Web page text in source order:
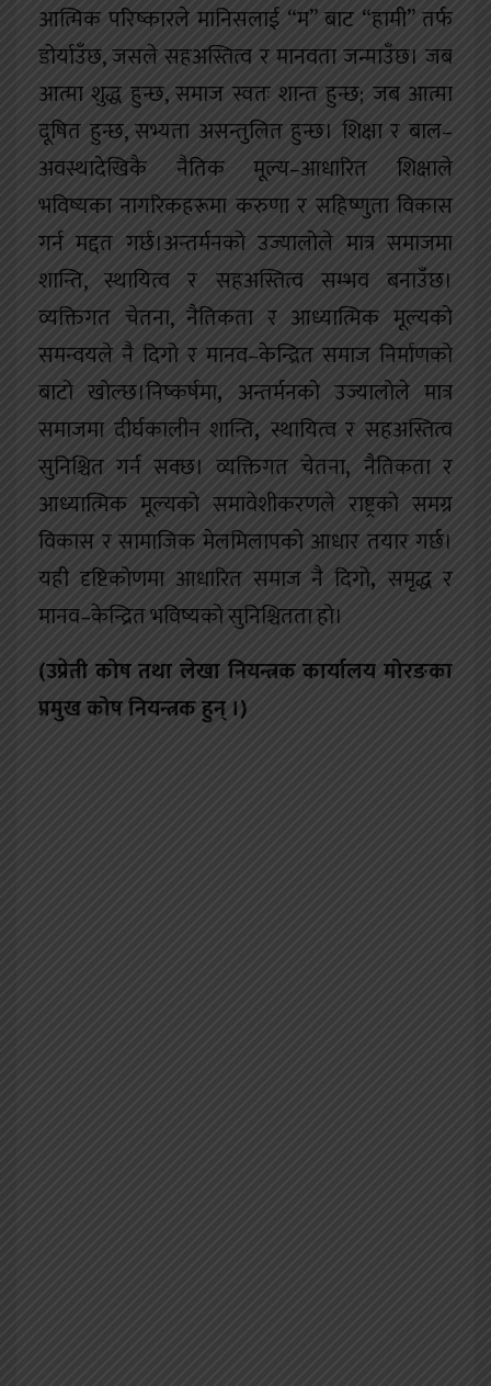
आत्मिक परिष्कारले मानिसलाई “म” बाट “हामी” तर्फ
डोर्याउँछ, जसले सहअस्तित्व र मानवता जन्माउँछ। जब
आत्मा शुद्ध हुन्छ, समाज स्वतः शान्त हुन्छ; जब आत्मा
दूषित हुन्छ, सभ्यता असन्तुलित हुन्छ। शिक्षा र बाल–
अवस्थादेखिकै नैतिक मूल्य–आधारित शिक्षाले
भविष्यका नागरिकहरूमा करुणा र सहिष्णुता विकास
गर्न मद्दत गर्छ।अन्तर्मनको उज्यालोले मात्र समाजमा
शान्ति, स्थायित्व र सहअस्तित्व सम्भव बनाउँछ।
व्यक्तिगत चेतना, नैतिकता र आध्यात्मिक मूल्यको
समन्वयले नै दिगो र मानव–केन्द्रित समाज निर्माणको
बाटो खोल्छ।निष्कर्षमा, अन्तर्मनको उज्यालोले मात्र
समाजमा दीर्घकालीन शान्ति, स्थायित्व र सहअस्तित्व
सुनिश्चित गर्न सक्छ। व्यक्तिगत चेतना, नैतिकता र
आध्यात्मिक मूल्यको समावेशीकरणले राष्ट्रको समग्र
विकास र सामाजिक मेलमिलापको आधार तयार गर्छ।
यही दृष्टिकोणमा आधारित समाज नै दिगो,समृद्ध र
मानव–केन्द्रित भविष्यको सुनिश्चितता हो।
(उप्रेती कोष तथा लेखा नियन्त्रक कार्यालय मोरङका
प्रमुख कोष नियन्त्रक हुन् ।)